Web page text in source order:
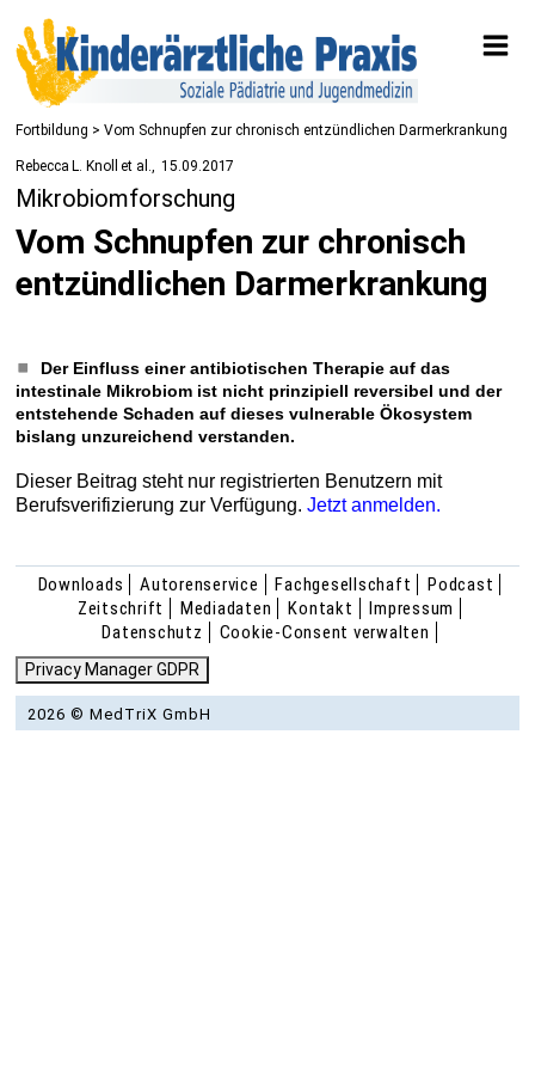
Fortbildung > Vom Schnupfen zur chronisch entzündlichen Darmerkrankung
Rebecca L. Knoll et al. 15.09.2017
Mikrobiomforschung
Vom Schnupfen zur chronisch
entzündlichen Darmerkrankung
Der Einfluss einer antibiotischen Therapie auf das
intestinale Mikrobiom ist nicht prinzipiell reversibel und der
entstehende Schaden auf dieses vulnerable Ökosystem
bislang unzureichend verstanden.
Dieser Beitrag steht nur registrierten Benutzern mit
Berufsverifizierung zur Verfügung.Jetzt anmelden.
Downloads Autorenservice Fachgesellschaft
Podcast
Zeitschrift
Mediadaten Kontakt
Impressum
Datenschutz
Cookie-Consent verwalten
Privacy Manager GDPR
2026 © MedTriX GmbH